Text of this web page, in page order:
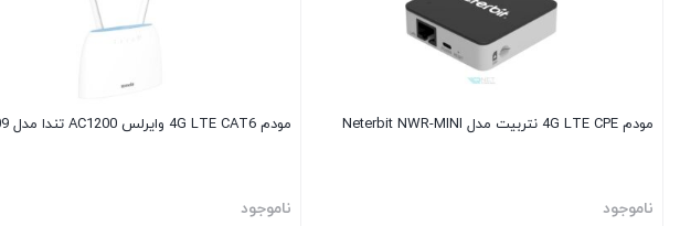
مودم 4G LTE CPE نتربیت مدل Neterbit NWR-MINI
ناموجود
مودم 4G LTE CAT6 وایرلس AC1200 تندا مدل 4G09
ناموجود